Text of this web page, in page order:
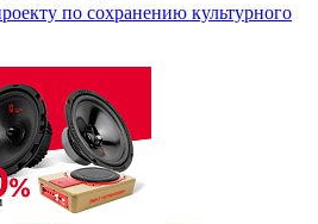
по сохранению культурного